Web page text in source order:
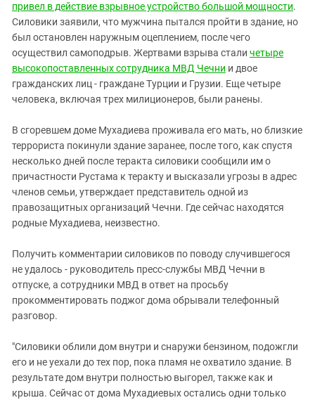
привел в действие взрывное устройство большой мощности.
Силовики заявили, что мужчина пытался пройти в здание, но
был остановлен наружным оцеплением, после чего
осуществил самоподрыв. Жертвами взрыва стали четыре
высокопоставленных сотрудника МВД Чечни и двое
гражданских лиц - граждане Турции и Грузии. Еще четыре
человека, включая трех милиционеров, были ранены.
В сгоревшем доме Мухадиева проживала его мать, но близкие
террориста покинули здание заранее, после того, как спустя
несколько дней после теракта силовики сообщили им о
причастности Рустама к теракту и высказали угрозы в адрес
членов семьи, утверждает представитель одной из
правозащитных организаций Чечни. Где сейчас находятся
родные Мухадиева, неизвестно.
Получить комментарии силовиков по поводу случившегося
не удалось - руководитель пресс-службы МВД Чечни в
отпуске, а сотрудники МВД в ответ на просьбу
прокомментировать поджог дома обрывали телефонный
разговор.
"Силовики облили дом внутри и снаружи бензином, подожгли
его и не уехали до тех пор, пока пламя не охватило здание. В
результате дом внутри полностью выгорел, также как и
крыша. Сейчас от дома Мухадиевых остались одни только